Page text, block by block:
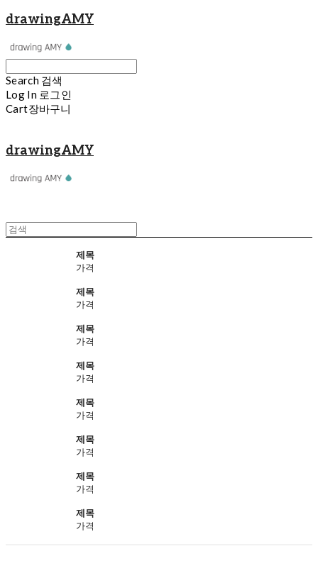
drawingAMY
Search 검색
Log In 로그인
Cart장바구니
drawingAMY
제목
가격
제목
가격
제목
가격
제목
가격
제목
가격
제목
가격
제목
가격
제목
가격